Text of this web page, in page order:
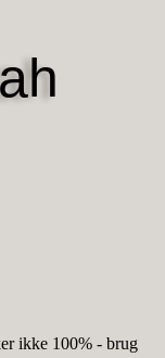
ikke 100% - brug